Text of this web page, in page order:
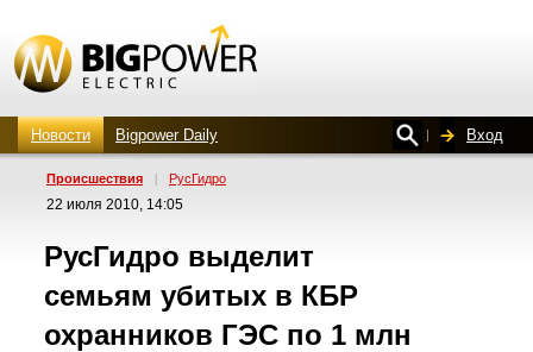
Новости Bigpower Daily Вход
Проиcшествия | РусГидро
22 июля 2010, 14:05
РусГидро выделит
семьям убитых в КБР
охранников ГЭС по 1 млн